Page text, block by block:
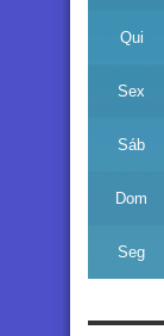
Qui
Sex
Sáb
Dom
Seg